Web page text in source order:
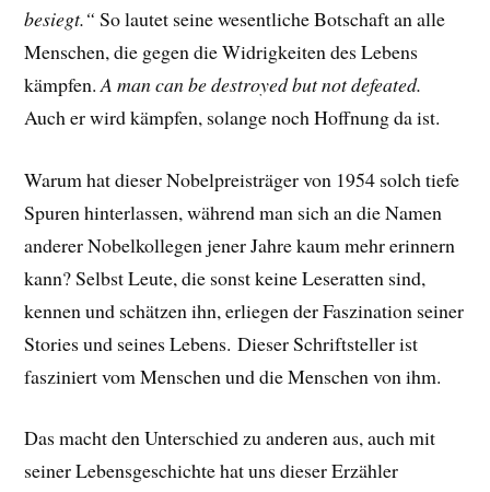
besiegt.“So lautet seine wesentliche Botschaft an alle
Menschen, die gegen die Widrigkeiten des Lebens
kämpfen. A man can be destroyed but not defeated.
Auch er wird kämpfen, solange noch Hoffnung da ist.
Warum hat dieser Nobelpreisträger von 1954 solch tiefe
Spuren hinterlassen, während man sich an die Namen
anderer Nobelkollegen jener Jahre kaum mehr erinnern
kann? Selbst Leute, die sonst keine Leseratten sind,
kennen und schätzen ihn, erliegen der Faszination seiner
Stories und seines Lebens. Dieser Schriftsteller ist
fasziniert vom Menschen und die Menschen von ihm.
Das macht den Unterschied zu anderen aus, auch mit
seiner Lebensgeschichte hat uns dieser Erzähler